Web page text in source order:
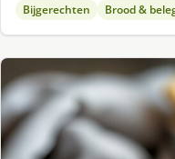
Bijgerechten Brood &